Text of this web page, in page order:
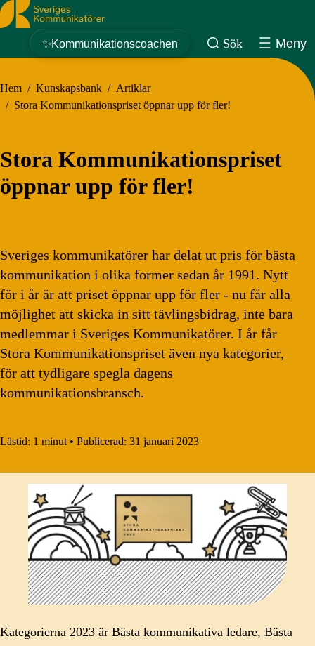
Sveriges Kommunikatörer
✨Kommunikationscoachen Sök Meny
Hem / Kunskapsbank / Artiklar
/ Stora Kommunikationspriset öppnar upp för fler!
Stora Kommunikationspriset
öppnar upp för fler!
Sveriges kommunikatörer har delat ut pris för bästa
kommunikation i olika former sedan år 1991. Nytt
för i år är att priset öppnar upp för fler - nu får alla
möjlighet att skicka in sitt tävlingsbidrag, inte bara
medlemmar i Sveriges Kommunikatörer. I år får
Stora Kommunikationspriset även nya kategorier,
för att tydligare spegla dagens
kommunikationsbransch.
Lästid: 1 minut • Publicerad: 31 januari 2023
Kategorierna 2023 är Bästa kommunikativa ledare, Bästa